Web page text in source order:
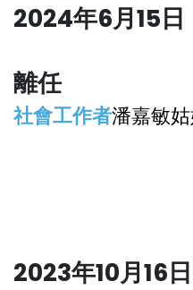
2024年6月15日
離任
社會工作者潘嘉敏
2023年10月16日